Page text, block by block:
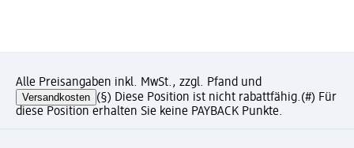
Alle Preisangaben inkl. MwSt., zzgl. Pfand und
Versandkosten (§) Diese Position ist nicht rabattfähig.(#) Für
diese Position erhalten Sie keine PAYBACK Punkte.